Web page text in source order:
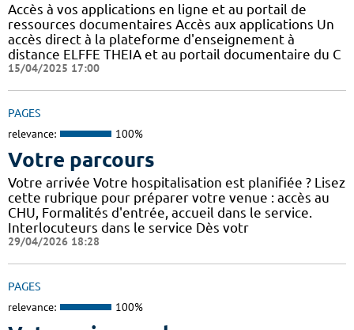
Accès à vos applications en ligne et au portail de
ressources documentaires Accès aux applications Un
accès direct à la plateforme d'enseignement à
distance ELFFE THEIA et au portail documentaire du C
15/04/2025 17:00
PAGES
relevance: 100%
Votre parcours
Votre arrivée Votre hospitalisation est planifiée ? Lisez
cette rubrique pour préparer votre venue : accès au
CHU, Formalités d'entrée, accueil dans le service.
Interlocuteurs dans le service Dès votr
29/04/2026 18:28
PAGES
relevance: 100%